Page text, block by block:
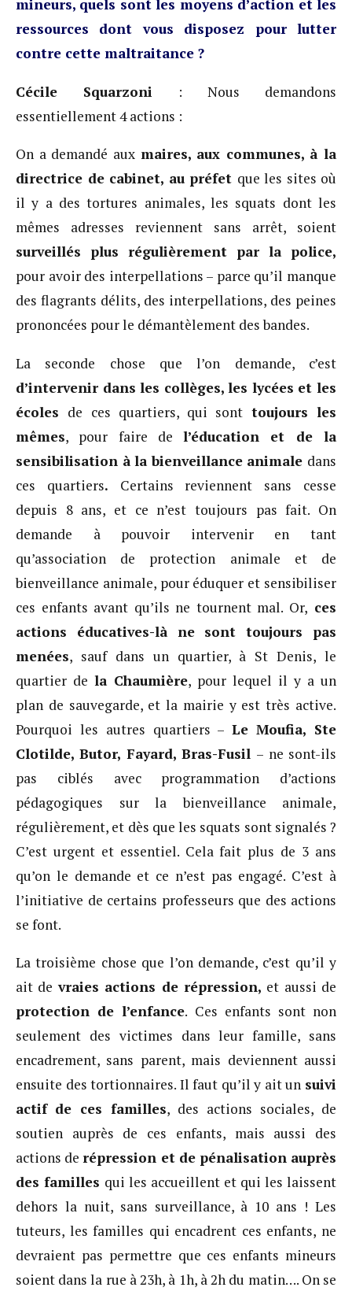
mineurs, quels sont les moyens d’action et les
ressources dont vous disposez pour lutter
contre cette maltraitance ?
Cécile Squarzoni
: Nous demandons
essentiellement 4 actions :
On a demandé aux maires, aux communes, à la
directrice de cabinet, au préfet que les sites où
il y a des tortures animales, les squats dont les
mêmes adresses reviennent sans arrêt, soient
surveillés plus régulièrement par la police,
pour avoir des interpellations – parce qu’il manque
des flagrants délits, des interpellations, des peines
prononcées pour le démantèlement des bandes.
La seconde chose que l’on demande, c’est
d’intervenir dans les collèges, les lycées et les
écoles de ces quartiers, qui sont toujours les
mêmes, pour faire del’éducation et de la
sensibilisation à la bienveillance animale dans
ces quartiers. Certains reviennent sans cesse
depuis 8 ans, et ce n’est toujours pas fait. On
demande à pouvoir intervenir en tant
qu’association de protection animale et de
bienveillance animale, pour éduquer et sensibiliser
ces enfants avant qu’ils ne tournent mal. Or, ces
actions éducatives-là ne sont toujours pas
menées, sauf dans un quartier, à St Denis, le
quartier de la Chaumière, pour lequel il y a un
plan de sauvegarde, et la mairie y est très active.
Pourquoi les autres quartiers –Le Moufia, Ste
Clotilde, Butor, Fayard, Bras-Fusil – ne sont-ils
pas ciblés avec programmation d’actions
pédagogiques sur la bienveillance animale,
régulièrement, et dès que les squats sont signalés ?
C’est urgent et essentiel. Cela fait plus de 3 ans
qu’on le demande et ce n’est pas engagé. C’est à
l’initiative de certains professeurs que des actions
se font.
La troisième chose que l’on demande, c’est qu’il y
ait devraies actions de répression, et aussi de
protection de l’enfance. Ces enfants sont non
seulement des victimes dans leur famille, sans
encadrement, sans parent, mais deviennent aussi
ensuite des tortionnaires. Il faut qu’il y ait un suivi
actif de ces familles, des actions sociales, de
soutien auprès de ces enfants, mais aussi des
actions derépression et de pénalisation auprès
des familles qui les accueillent et qui les laissent
dehors la nuit, sans surveillance, à 10 ans ! Les
tuteurs, les familles qui encadrent ces enfants, ne
devraient pas permettre que ces enfants mineurs
soient dans la rue à 23h, à 1h, à 2h du matin…. On se